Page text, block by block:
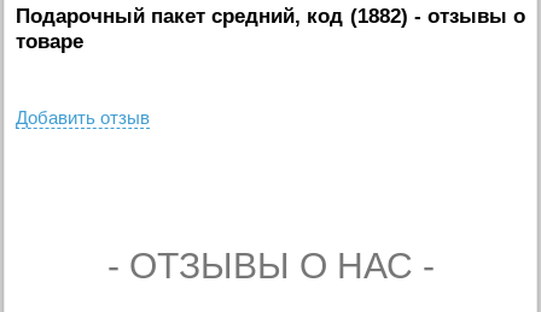
Подарочный пакет средний, код (1882) - отзывы о
товаре
Добавить отзыв
- ОТЗЫВЫ О НАС -